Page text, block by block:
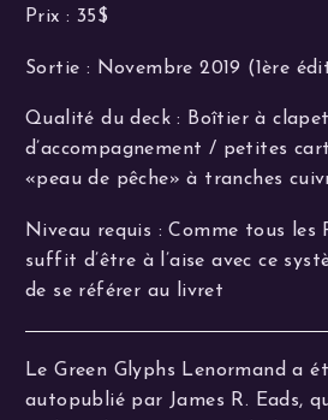
Prix : 35$
Sortie : Novembre 2019 (1ère
Qualité du deck : Boîtier à
d’accompagnement / petites
«peau de pêche» à tranches
Niveau requis : Comme tous les
suffit d’être à l’aise avec ce
de se référer au livret
Le Green Glyphs Lenormand a
autopublié par James R. Eads,